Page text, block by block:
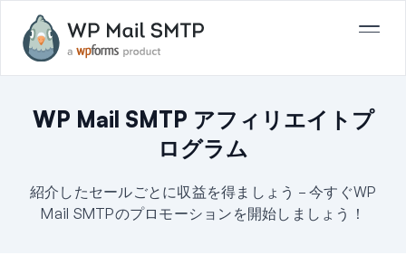
WP Mail SMTP アフィリエイトプ
ログラム
紹介したセールごとに収益を得ましょう – 今すぐWP
Mail SMTPのプロモーションを開始しましょう！